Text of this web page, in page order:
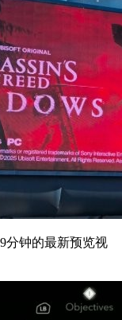
分钟的最新预览视